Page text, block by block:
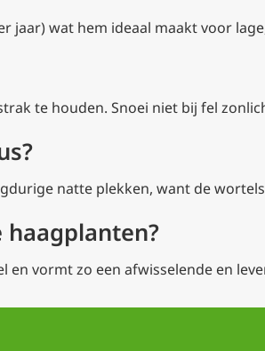
jaar) wat hem ideaal maakt voor
te houden. Snoei niet bij fel
natte plekken, want de
en vormt zo een afwisselende en